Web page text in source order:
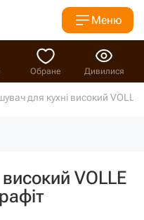
Меню
Обране Дивилися
для кухні високий
VOLLE